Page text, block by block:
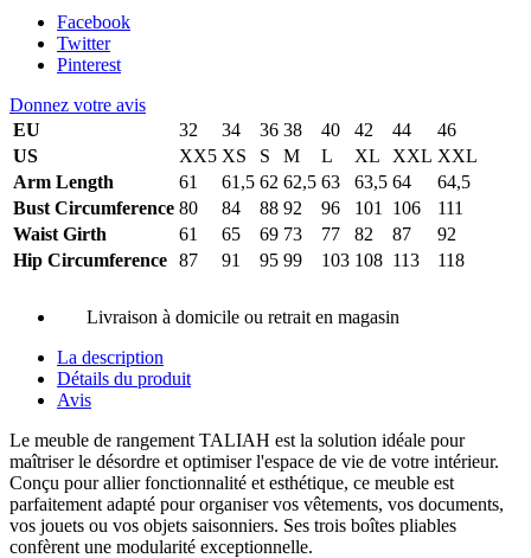
Facebook
Twitter
Pinterest
Donnez votre avis
EU
32 34 36 38 40 42 44
46
US
XX5 XS S M L XL XXL XXL
Arm Length
61 61,5 62 62,5 63 63,5 64
64,5
Bust Circumference 80 84 88 92 96 101 106
111
Waist Girth
61 65 69 73 77 82 87
92
Hip Circumference 87 91 95 99 103 108 113 118
Livraison à domicile ou retrait en magasin
La description
Détails du produit
Avis
Le meuble de rangement TALIAH est la solution idéale pour
maîtriser le désordre et optimiser l'espace de vie de votre intérieur.
Conçu pour allier fonctionnalité et esthétique, ce meuble est
parfaitement adapté pour organiser vos vêtements, vos documents,
vos jouets ou vos objets saisonniers. Ses trois boîtes pliables
confèrent une modularité exceptionnelle.